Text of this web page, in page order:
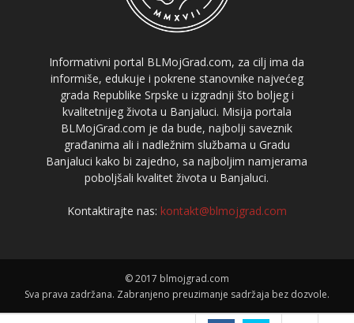
Informativni portal BLMojGrad.com, za cilj ima da
informiše, edukuje i pokrene stanovnike najvećeg
grada Republike Srpske u izgradnji što boljeg i
kvalitetnijeg života u Banjaluci. Misija portala
BLMojGrad.com je da bude, najbolji saveznik
građanima ali i nadležnim službama u Gradu
Banjaluci kako bi zajedno, sa najboljim namjerama
poboljšali kvalitet života u Banjaluci.
Kontaktirajte nas: kontakt@blmojgrad.com
© 2017 blmojgrad.com
Sva prava zadržana. Zabranjeno preuzimanje sadržaja bez dozvole.